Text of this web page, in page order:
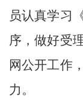
员认真学习
序，做好受
网公开工作
力。